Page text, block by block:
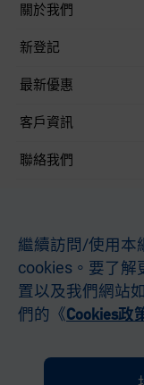
關於我們
新登記
最新優惠
客戶資訊
聯絡我們
條款及條件
貴金屬及寶石A類註冊
繼續訪問/使用本
cookies。要了解
置以及我們網站
們的《Cookies政